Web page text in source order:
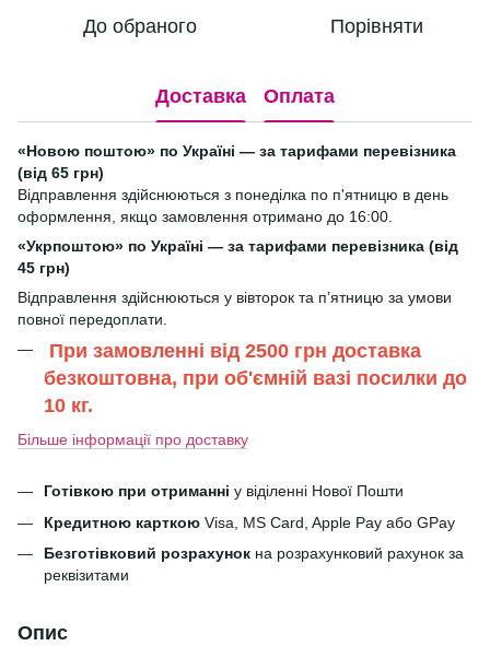
До обраного Порівняти
Доставка Оплата
«Новою поштою» по Україні — за тарифами перевізника
(від 65 грн)
Відправлення здійснюються з понеділка по п'ятницю в день
оформлення, якщо замовлення отримано до 16:00.
«Укрпоштою» по Україні — за тарифами перевізника (від
45 грн)
Відправлення здійснюються у вівторок та п’ятницю за умови
повної передоплати.
При замовленні від 2500 грн доставка
безкоштовна, при об'ємній вазі посилки до
10 кг.
Більше інформації про доставку
Готівкою при отриманні у віділенні Нової Пошти
Кредитною карткою Visa, MS Card, Apple Pay або GPay
Безготівковий розрахунок на розрахунковий рахунок за
реквізитами
Опис